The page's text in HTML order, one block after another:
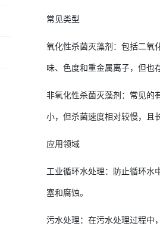
常见类型
氧化性杀菌灭藻剂：包括二氧
味、色度和重金属离子，但也
非氧化性杀菌灭藻剂：常见的
小，但杀菌速度相对较慢，且
应用领域
工业循环水处理：防止循环水
塞和腐蚀。
污水处理：在污水处理过程中